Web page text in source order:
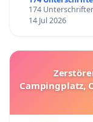
haben.
(Judith Lahm)
174
14 Jul 2026
Campingplatz,